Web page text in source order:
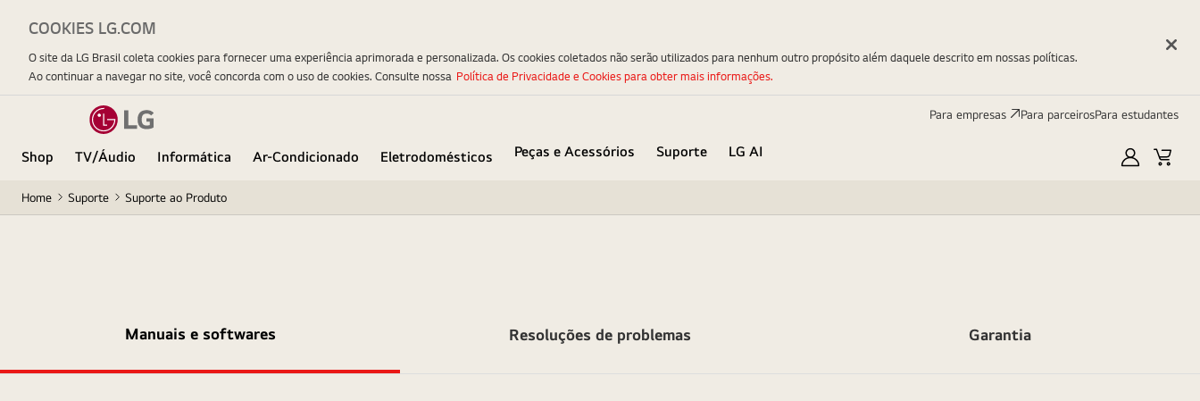
Para empresas Para parceirosPara estudantes
Shop TV/Áudio Informática Ar-Condicionado Eletrodomésticos Peças e Acessórios Suporte
LG AI
Minha
Home Suporte Suporte ao Produto
Manuais e softwares Resoluções de problemas Garantia
COOKIES LG.COM
O site da LG Brasil coleta cookies para fornecer uma experiência aprimorada e personalizada. Os cookies coletados não serão utilizados para nenhum outro propósito além daquele descrito em nossas políticas.
Ao continuar a navegar no site, você concorda com o uso de cookies. Consulte nossa Política de Privacidade e Cookies para obter mais informações.